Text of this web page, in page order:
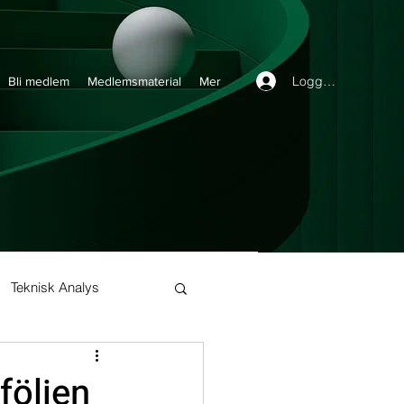
Teknisk Analys
Buy and Hold
Bli medlem Medlemsmaterial Mer Logga in